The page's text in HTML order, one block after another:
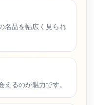
名品を幅広く見られ
るのが魅力です。